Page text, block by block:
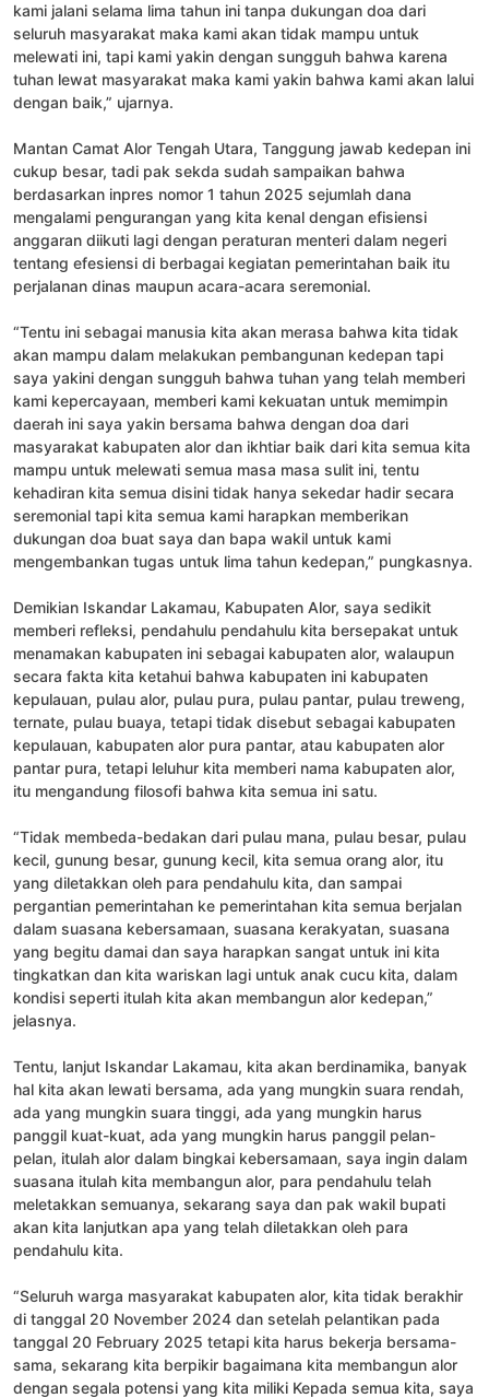
kami jalani selama lima tahun ini tanpa dukungan doa dari
seluruh masyarakat maka kami akan tidak mampu untuk
melewati ini, tapi kami yakin dengan sungguh bahwa karena
tuhan lewat masyarakat maka kami yakin bahwa kami akan lalui
dengan baik,” ujarnya.
Mantan Camat Alor Tengah Utara, Tanggung jawab kedepan ini
cukup besar, tadi pak sekda sudah sampaikan bahwa
berdasarkan inpres nomor 1 tahun 2025 sejumlah dana
mengalami pengurangan yang kita kenal dengan efisiensi
anggaran diikuti lagi dengan peraturan menteri dalam negeri
tentang efesiensi di berbagai kegiatan pemerintahan baik itu
perjalanan dinas maupun acara-acara seremonial.
“Tentu ini sebagai manusia kita akan merasa bahwa kita tidak
akan mampu dalam melakukan pembangunan kedepan tapi
saya yakini dengan sungguh bahwa tuhan yang telah memberi
kami kepercayaan, memberi kami kekuatan untuk memimpin
daerah ini saya yakin bersama bahwa dengan doa dari
masyarakat kabupaten alor dan ikhtiar baik dari kita semua kita
mampu untuk melewati semua masa masa sulit ini, tentu
kehadiran kita semua disini tidak hanya sekedar hadir secara
seremonial tapi kita semua kami harapkan memberikan
dukungan doa buat saya dan bapa wakil untuk kami
mengembankan tugas untuk lima tahun kedepan,” pungkasnya.
Demikian Iskandar Lakamau, Kabupaten Alor, saya sedikit
memberi refleksi, pendahulu pendahulu kita bersepakat untuk
menamakan kabupaten ini sebagai kabupaten alor, walaupun
secara fakta kita ketahui bahwa kabupaten ini kabupaten
kepulauan, pulau alor, pulau pura, pulau pantar, pulau treweng,
ternate, pulau buaya, tetapi tidak disebut sebagai kabupaten
kepulauan, kabupaten alor pura pantar, atau kabupaten alor
pantar pura, tetapi leluhur kita memberi nama kabupaten alor,
itu mengandung filosofi bahwa kita semua ini satu.
“Tidak membeda-bedakan dari pulau mana, pulau besar, pulau
kecil, gunung besar, gunung kecil, kita semua orang alor, itu
yang diletakkan oleh para pendahulu kita, dan sampai
pergantian pemerintahan ke pemerintahan kita semua berjalan
dalam suasana kebersamaan, suasana kerakyatan, suasana
yang begitu damai dan saya harapkan sangat untuk ini kita
tingkatkan dan kita wariskan lagi untuk anak cucu kita, dalam
kondisi seperti itulah kita akan membangun alor kedepan,”
jelasnya.
Tentu, lanjut Iskandar Lakamau, kita akan berdinamika, banyak
hal kita akan lewati bersama, ada yang mungkin suara rendah,
ada yang mungkin suara tinggi, ada yang mungkin harus
panggil kuat-kuat, ada yang mungkin harus panggil pelan-
pelan, itulah alor dalam bingkai kebersamaan, saya ingin dalam
suasana itulah kita membangun alor, para pendahulu telah
meletakkan semuanya, sekarang saya dan pak wakil bupati
akan kita lanjutkan apa yang telah diletakkan oleh para
pendahulu kita.
“Seluruh warga masyarakat kabupaten alor, kita tidak berakhir
di tanggal 20 November 2024 dan setelah pelantikan pada
tanggal 20 February 2025 tetapi kita harus bekerja bersama-
sama, sekarang kita berpikir bagaimana kita membangun alor
dengan segala potensi yang kita miliki Kepada semua kita, saya